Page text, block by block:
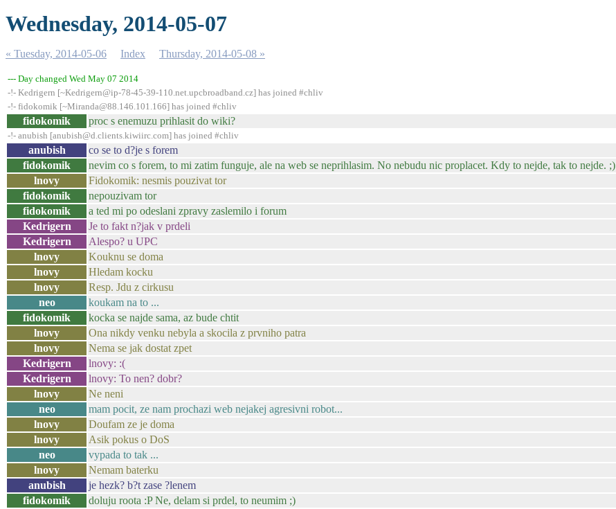
Wednesday, 2014-05-07
« Tuesday, 2014-05-06 Index Thursday, 2014-05-08 »
--- Day changed Wed May 07 2014
-!- Kedrigern [~Kedrigern@ip-78-45-39-110.net.upcbroadband.cz] has joined #chliv
-!- fidokomik [~Miranda@88.146.101.166] has joined #chliv
fidokomik proc s enemuzu prihlasit do wiki?
-!- anubish [anubish@d.clients.kiwiirc.com] has joined #chliv
anubish
co se to d?je s forem
fidokomik
nevim co s forem, to mi zatim funguje, ale na web se neprihlasim. No nebudu nic proplacet. Kdy to nejde, tak to nejde. ;)
lnovy
Fidokomik: nesmis pouzivat tor
fidokomik
nepouzivam tor
fidokomik
a ted mi po odeslani zpravy zaslemilo i forum
Kedrigern
Je to fakt n?jak v prdeli
Kedrigern
Alespo? u UPC
lnovy
Kouknu se doma
lnovy
Hledam kocku
lnovy
Resp. Jdu z cirkusu
neo
koukam na to ...
fidokomik
kocka se najde sama, az bude chtit
lnovy
Ona nikdy venku nebyla a skocila z prvniho patra
lnovy
Nema se jak dostat zpet
Kedrigern
lnovy: :(
Kedrigern
lnovy: To nen? dobr?
lnovy
Ne neni
neo
mam pocit, ze nam prochazi web nejakej agresivni robot...
lnovy
Doufam ze je doma
lnovy
Asik pokus o DoS
neo
vypada to tak ...
lnovy
Nemam baterku
anubish
je hezk? b?t zase ?lenem
fidokomik
doluju roota :P Ne, delam si prdel, to neumim ;)